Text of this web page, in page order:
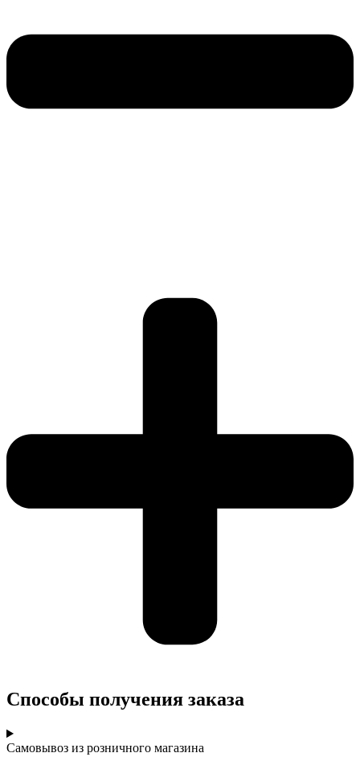
Cпособы получения заказа
Самовывоз из розничного магазина